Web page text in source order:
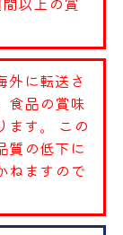
外に転送さ
食品の賞味
ます。 この
質の低下に
ねますので